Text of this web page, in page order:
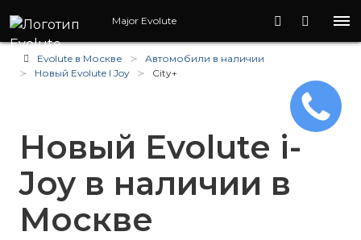
Major Evolute
Evolute в Москве
Автомобили в наличии
Новый Evolute I Joy City+
Новый Evolute i-
Joy в наличии в
Москве